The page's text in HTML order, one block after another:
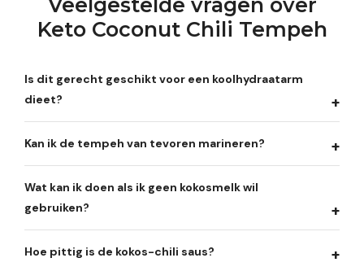
Veelgestelde vragen over
Keto Coconut Chili Tempeh
Is dit gerecht geschikt voor een koolhydraatarm
dieet?
Kan ik de tempeh van tevoren marineren?
Wat kan ik doen als ik geen kokosmelk wil
gebruiken?
Hoe pittig is de kokos-chili saus?